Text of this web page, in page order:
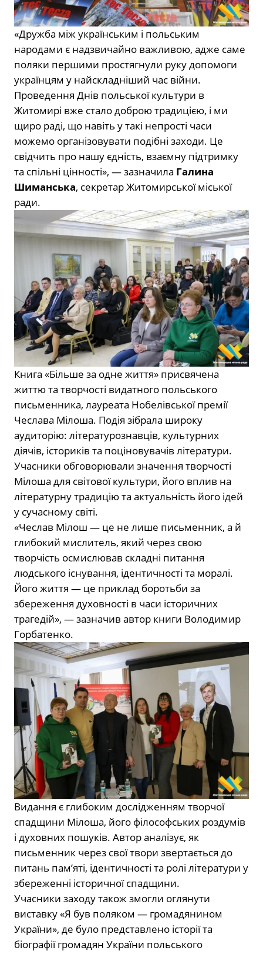
«Дружба між українським і польським
народами є надзвичайно важливою, адже саме
поляки першими простягнули руку допомоги
українцям у найскладніший час війни.
Проведення Днів польської культури в
Житомирі вже стало доброю традицією, і ми
щиро раді, що навіть у такі непрості часи
можемо організовувати подібні заходи. Це
свідчить про нашу єдність, взаємну підтримку
та спільні цінності», — зазначила Галина
Шиманська, секретар Житомирської міської
ради.
Книга «Більше за одне життя» присвячена
життю та творчості видатного польського
письменника, лауреата Нобелівської премії
Чеслава Мілоша. Подія зібрала широку
аудиторію: літературознавців, культурних
діячів, істориків та поціновувачів літератури.
Учасники обговорювали значення творчості
Мілоша для світової культури, його вплив на
літературну традицію та актуальність його ідей
у сучасному світі.
«Чеслав Мілош — це не лише письменник, а й
глибокий мислитель, який через свою
творчість осмислював складні питання
людського існування, ідентичності та моралі.
Його життя — це приклад боротьби за
збереження духовності в часи історичних
трагедій», — зазначив автор книги Володимир
Горбатенко.
Видання є глибоким дослідженням творчої
спадщини Мілоша, його філософських роздумів
і духовних пошуків. Автор аналізує, як
письменник через свої твори звертається до
питань пам’яті, ідентичності та ролі літератури у
збереженні історичної спадщини.
Учасники заходу також змогли оглянути
виставку «Я був поляком — громадянином
України», де було представлено історії та
біографії громадян України польського